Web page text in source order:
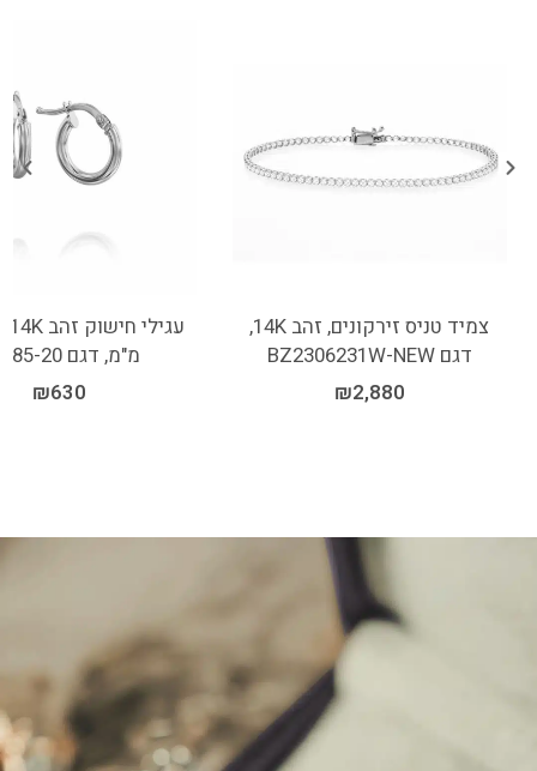
צמיד טניס זירקונים, זהב 14K,
דגם BZ2306231W-NEW
₪2,880
מ"מ, דגם EN085-20
₪630